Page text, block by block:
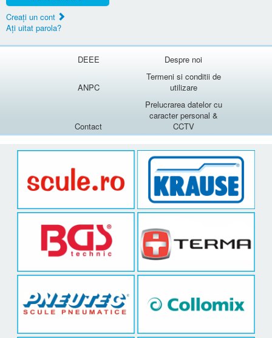
Creaţi un cont
Aţi uitat parola?
DEEE Despre noi
ANPC
Termeni si conditii de
utilizare
Contact
Prelucrarea datelor cu
caracter personal &
CCTV